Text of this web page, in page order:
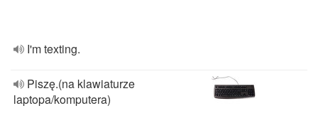
I'm texting.
Piszę.(na klawiaturze
laptopa/komputera)